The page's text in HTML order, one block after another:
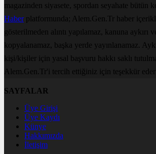
magazinden siyasete, spordan seyahate bütün
Haberplatformunda; Alem.Gen.Tr haber
gösterilmeden alıntı yapılamaz, kanuna aykırı
kopyalanamaz, başka yerde yayınlanamaz.
kişi/kişiler için yasal başvuru hakkı saklı
Alem.Gen.Tr'i tercih ettiğiniz için teşekkür
SAYFALAR
Üye Girişi
Üye Kaydı
Künye
Hakkımızda
İletişim